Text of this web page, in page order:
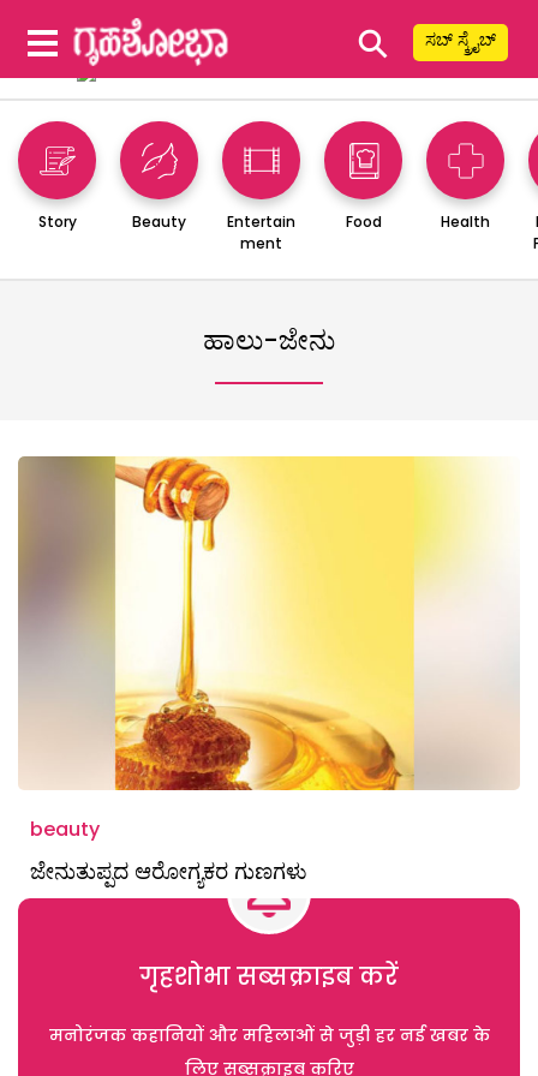
⚲ ಸಬ್ ಸ್ಕ್ರೈಬ್
Story Beauty
Entertain
ment
Food Health
ಹಾಲು-ಜೇನು
beauty
ಜೇನುತುಪ್ಪದ ಆರೋಗ್ಯಕರ ಗುಣಗಳು
गृहशोभा सब्सक्राइब करें
मनोरंजक कहानियों और महिलाओं से जुड़ी हर नई खबर के
लिए सब्सक्राइब करिए